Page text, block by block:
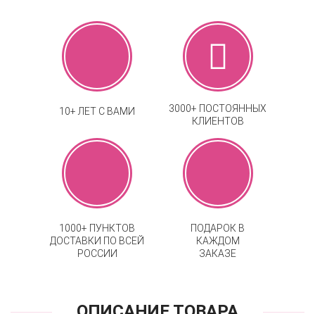
10+ ЛЕТ С ВАМИ
3000+ ПОСТОЯННЫХ
КЛИЕНТОВ
1000+ ПУНКТОВ
ДОСТАВКИ ПО ВСЕЙ
РОССИИ
ПОДАРОК В
КАЖДОМ
ЗАКАЗЕ